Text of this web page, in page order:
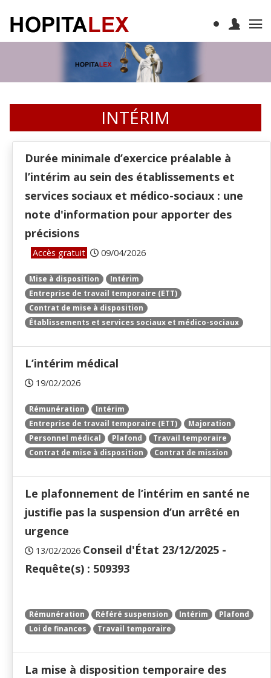
INTÉRIM
Durée minimale d’exercice préalable à
l’intérim au sein des établissements et
services sociaux et médico-sociaux : une
note d'information pour apporter des
précisions
Accès gratuit 09/04/2026
Mise à disposition
Intérim
Entreprise de travail temporaire (ETT)
Contrat de mise à disposition
Établissements et services sociaux et médico-sociaux
L’intérim médical
19/02/2026
Rémunération
Intérim
Entreprise de travail temporaire (ETT)
Majoration
Personnel médical
Plafond
Travail temporaire
Contrat de mise à disposition
Contrat de mission
Le plafonnement de l’intérim en santé ne
justifie pas la suspension d’un arrêté en
urgence
13/02/2026 Conseil d'État 23/12/2025 -
Requête(s) : 509393
Rémunération Référé suspension Intérim
Plafond
Loi de finances
Travail temporaire
La mise à disposition temporaire des